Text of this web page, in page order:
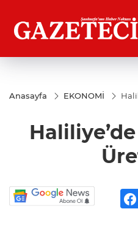
Anasayfa EKONOMİ